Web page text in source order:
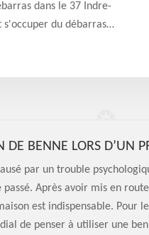
dans le 37 Indre-
du débarras
DE BENNE LORS D’UN
par un trouble
Après avoir mis en
est indispensable. Pour
de penser à utiliser une